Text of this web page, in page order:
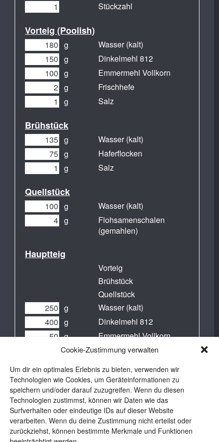
Cookie-Zustimmung verwalten
Um dir ein optimales Erlebnis zu bieten, verwenden wir
Technologien wie Cookies, um Geräteinformationen zu
speichern und/oder darauf zuzugreifen. Wenn du diesen
Technologien zustimmst, können wir Daten wie das
Surfverhalten oder eindeutige IDs auf dieser Website
verarbeiten. Wenn du deine Zustimmung nicht erteilst oder
zurückziehst, können bestimmte Merkmale und Funktionen
Stückzahl
Vorteig (Poolish)
g
Wasser (kalt)
g
Dinkelmehl 812
g
Emmermehl Vollkorn
g
Frischhefe
g
Salz
Brühstück
g
Wasser (kalt)
g
Haferflocken
g
Salz
Quellstück
g
Wasser (kalt)
g
Flohsamenschalen
(gemahlen)
Hauptteig
Vorteig
Brühstück
Quellstück
g
Wasser (kalt)
g
Dinkelmehl 812
g
Emmermehl Vollkorn
g
Lievito Madre (aus dem
g
Salz
g
Olivenöl